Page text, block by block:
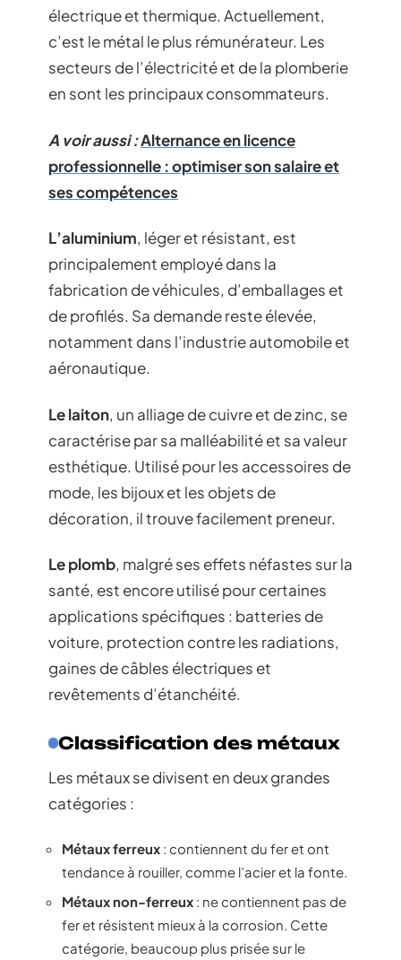
électrique et thermique. Actuellement,
c’est le métal le plus rémunérateur. Les
secteurs de l’électricité et de la plomberie
en sont les principaux consommateurs.
A voir aussi :Alternance en licence
professionnelle : optimiser son salaire et
ses compétences
L’aluminium, léger et résistant, est
principalement employé dans la
fabrication de véhicules, d’emballages et
de profilés. Sa demande reste élevée,
notamment dans l’industrie automobile et
aéronautique.
Le laiton, un alliage de cuivre et de zinc, se
caractérise par sa malléabilité et sa valeur
esthétique. Utilisé pour les accessoires de
mode, les bijoux et les objets de
décoration, il trouve facilement preneur.
Le plomb, malgré ses effets néfastes sur la
santé, est encore utilisé pour certaines
applications spécifiques : batteries de
voiture, protection contre les radiations,
gaines de câbles électriques et
revêtements d’étanchéité.
Classification des métaux
Les métaux se divisent en deux grandes
catégories :
Métaux ferreux : contiennent du fer et ont
tendance à rouiller, comme l’acier et la fonte.
Métaux non-ferreux : ne contiennent pas de
fer et résistent mieux à la corrosion. Cette
catégorie, beaucoup plus prisée sur le